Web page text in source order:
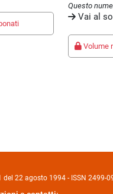
Questo
Vai al
Volume
22 agosto 1994 - ISSN 2499-